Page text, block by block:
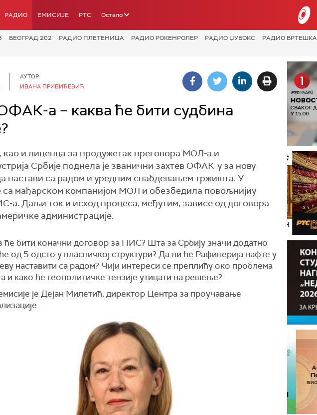
РАДИО ЕМИСИЈЕ РТС Остало
БЕОГРАД 202 РАДИО ПЛЕТЕНИЦА РАДИО РОКЕНРОЛЕР РАДИО ЏУБОКС РАДИО ВРТЕШКА
АУТОР:
ИВАНА ПРИБИЋЕВИЋ
а – каква ће бити судбина
и лиценца за продужетак преговора МОЛ-а и
Србије поднела је званични захтев ОФАК-у за нову
настави са радом и уредним снабдевањем тржишта. У
са мађарском компанијом МОЛ и обезбедила повољнијиу
а. Даљи ток и исход процеса, међутим, зависе од договора
администрације.
ће бити коначни договор за НИС? Шта за Србију значи додатно
од 5 одсто у власничкој структури? Да ли ће Рафинерија нафте у
наставити са радом? Чији интереси се преплићу око проблема
и како ће геополитичке тензије утицати на решење?
је Дејан Милетић, директор Центра за проучавање